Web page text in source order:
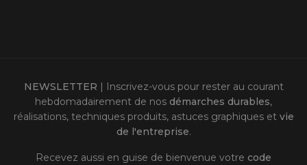
NEWSLETTER | Inscrivez-vous pour rester au courant
hebdomadairement de nos démarches durables,
réalisations, techniques produits, astuces graphiques et vie
de l'entreprise.
Recevez aussi en guise de bienvenue votre code